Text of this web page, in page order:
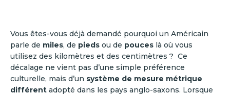
Vous êtes-vous déjà demandé pourquoi un Américain
parle de miles, de pieds ou de pouces là où vous
utilisez des kilomètres et des centimètres ? Ce
décalage ne vient pas d’une simple préférence
culturelle, mais d’un système de mesure métrique
différent adopté dans les pays anglo-saxons. Lorsque